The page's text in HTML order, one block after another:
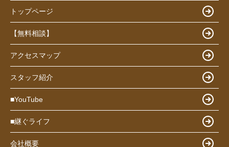
トップページ
【無料相談】
アクセスマップ
スタッフ紹介
■YouTube
■継ぐライフ
会社概要